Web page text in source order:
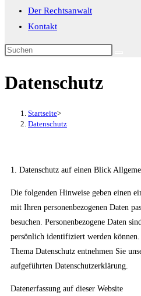
Der Rechtsanwalt
Kontakt
Datenschutz
Startseite>
Datenschutz
1. Datenschutz auf einen Blick
Die folgenden Hinweise geben einen
mit Ihren personenbezogenen Daten
besuchen. Personenbezogene Daten
persönlich identifiziert werden
Thema Datenschutz entnehmen Sie
aufgeführten Datenschutzerklärung.
Datenerfassung auf dieser Website